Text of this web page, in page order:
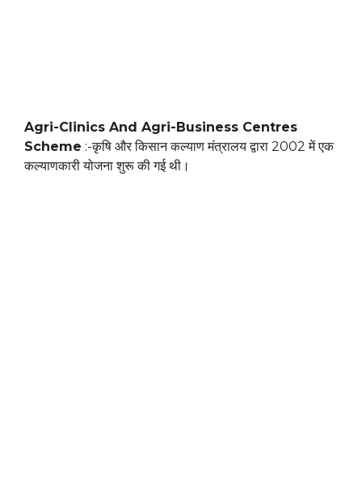
Agri-Clinics And Agri-Business Centres
Scheme :-कृषि और किसान कल्याण मंत्रालय द्वारा 2002 में एक
कल्याणकारी योजना शुरू की गई थी।